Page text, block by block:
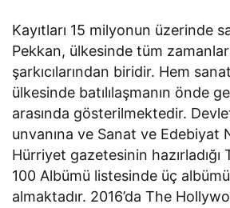
Kayıtları 15 milyonun üzerinde
Pekkan, ülkesinde tüm
şarkıcılarından biridir. Hem
ülkesinde batılılaşmanın önde
arasında gösterilmektedir.
unvanına ve Sanat ve Edebiyat
Hürriyet gazetesinin hazırladığı
100 Albümü listesinde üç
almaktadır. 2016’da The